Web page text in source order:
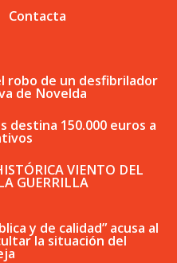
Contacta
robo de un desfibrilador
de Novelda
destina 150.000 euros a
VIENTO DEL
GUERRILLA
y de calidad” acusa al
la situación del